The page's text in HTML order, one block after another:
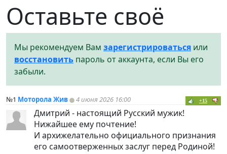
Оставьте своё
Мы рекомендуем Вам зарегистрироваться или
восстановить пароль от аккаунта, если Вы его
забыли.
№1 Моторола Жив 4 июня 2026 16:00 +15
Дмитрий - настоящий Русский мужик!
Нижайшее ему почтение!
И архижелательно официального признания
его самоотверженных заслуг перед Родиной!